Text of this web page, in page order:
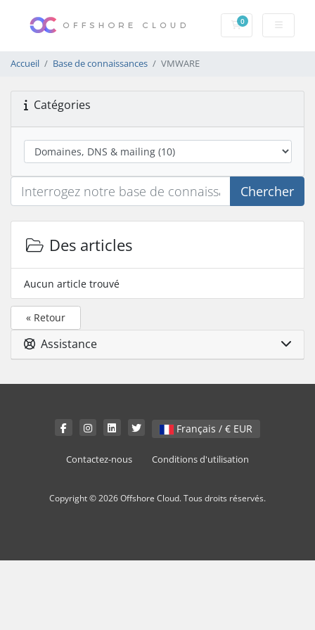
0Votre panier
Accueil Base de connaissances VMWARE
Catégories
Chercher
Des articles
Aucun article trouvé
« Retour
Assistance
Français / € EUR
Contactez-nous Conditions d'utilisation
Copyright © 2026 Offshore Cloud. Tous droits réservés.